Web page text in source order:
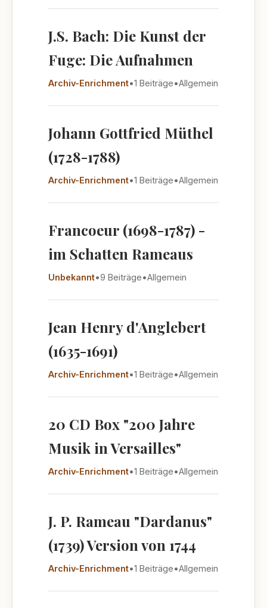
J.S. Bach: Die Kunst der
Fuge: Die Aufnahmen
Archiv-Enrichment•1 Beiträge•Allgemein
Johann Gottfried Müthel
(1728-1788)
Archiv-Enrichment•1 Beiträge•Allgemein
Francoeur (1698-1787) -
im Schatten Rameaus
Unbekannt•9 Beiträge•Allgemein
Jean Henry d'Anglebert
(1635-1691)
Archiv-Enrichment•1 Beiträge•Allgemein
20 CD Box "200 Jahre
Musik in Versailles"
Archiv-Enrichment•1 Beiträge•Allgemein
J. P. Rameau "Dardanus"
(1739) Version von 1744
Archiv-Enrichment•1 Beiträge•Allgemein